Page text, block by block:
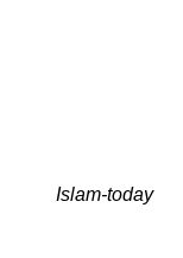
Islam-today